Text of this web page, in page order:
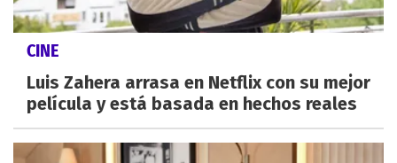
CINE
Luis Zahera arrasa en Netflix con su mejor
película y está basada en hechos reales